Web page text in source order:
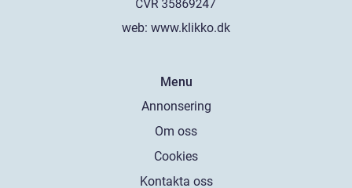
web: www.klikko.dk
Menu
Annonsering
Om oss
Cookies
Kontakta oss